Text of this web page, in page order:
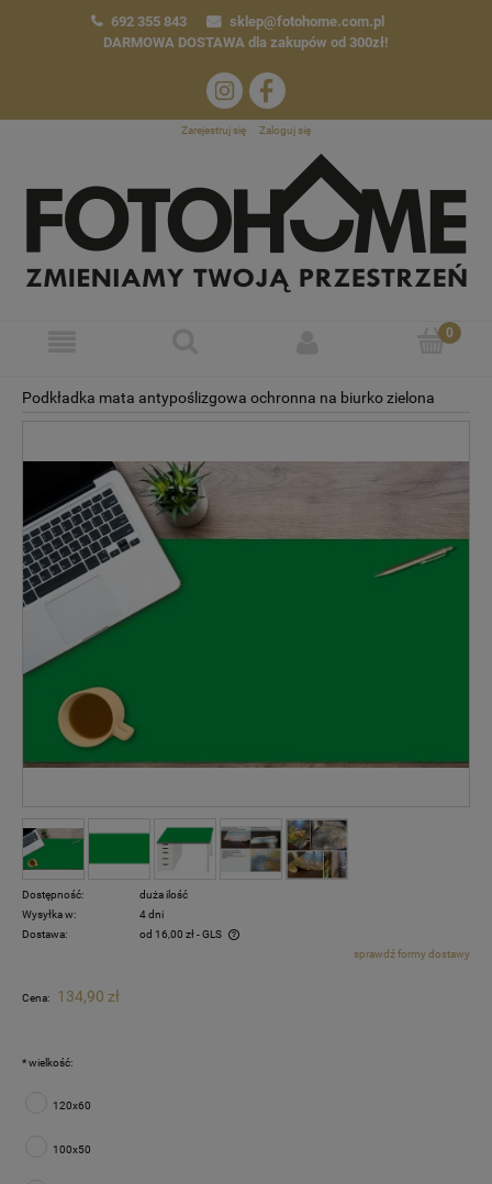
692 355 843
sklep@fotohome.com.pl
DARMOWA DOSTAWA dla zakupów od 300zł!
Zarejestruj się Zaloguj się
Podkładka mata antypoślizgowa ochronna na biurko zielona
Dostępność:
duża ilość
Wysyłka w:
4 dni
Dostawa:
od 16,00 zł- GLS
Cena nie zawiera ewentualnych kosztów płatnościsprawdź formy dostawy
Cena: 134,90 zł
*wielkość:
120x60
100x50